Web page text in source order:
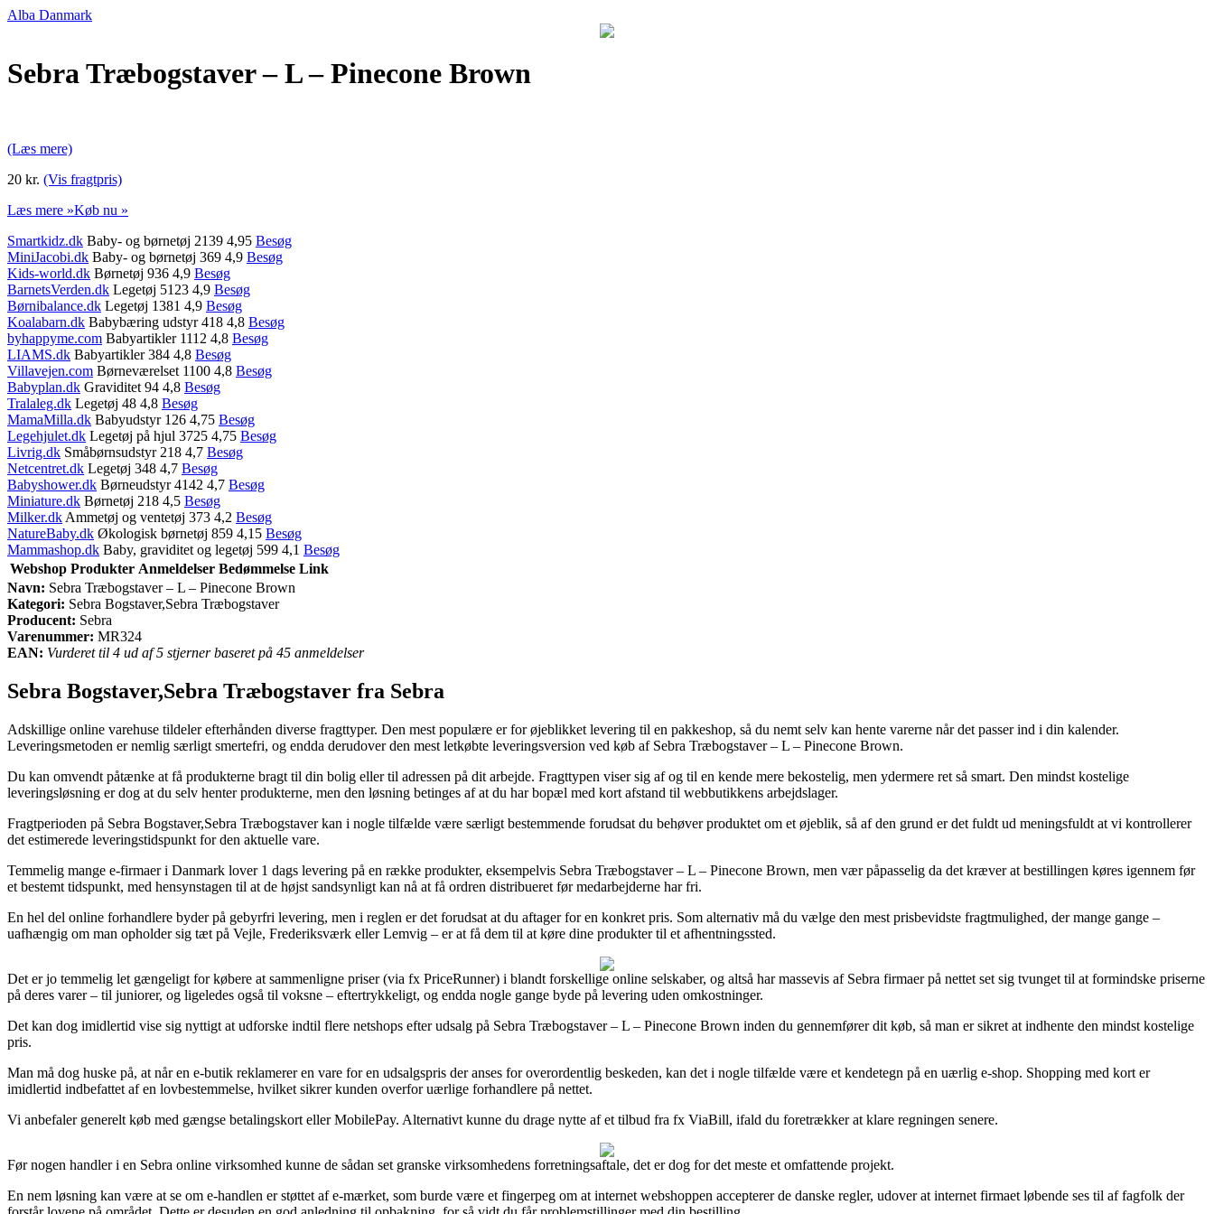
Alba Danmark
Sebra Træbogstaver – L – Pinecone Brown
(Læs mere)
20 kr. (Vis fragtpris)
Læs mere »Køb nu »
Smartkidz.dk Baby- og børnetøj 2139 4,95 Besøg
MiniJacobi.dk Baby- og børnetøj 369 4,9 Besøg
Kids-world.dk Børnetøj 936 4,9 Besøg
BarnetsVerden.dk Legetøj 5123 4,9 Besøg
Børnibalance.dk Legetøj 1381 4,9 Besøg
Koalabarn.dk Babybæring udstyr 418 4,8 Besøg
byhappyme.com Babyartikler 1112 4,8 Besøg
LIAMS.dk Babyartikler 384 4,8 Besøg
Villavejen.com Børneværelset 1100 4,8 Besøg
Babyplan.dk Graviditet 94 4,8 Besøg
Tralaleg.dk Legetøj 48 4,8 Besøg
MamaMilla.dk Babyudstyr 126 4,75 Besøg
Legehjulet.dk Legetøj på hjul 3725 4,75 Besøg
Livrig.dk Småbørnsudstyr 218 4,7 Besøg
Netcentret.dk Legetøj 348 4,7 Besøg
Babyshower.dk Børneudstyr 4142 4,7 Besøg
Miniature.dk Børnetøj 218 4,5 Besøg
Milker.dk Ammetøj og ventetøj 373 4,2 Besøg
NatureBaby.dk Økologisk børnetøj 859 4,15 Besøg
Mammashop.dk Baby, graviditet og legetøj 599 4,1 Besøg
Webshop Produkter Anmeldelser Bedømmelse Link
Navn: Sebra Træbogstaver – L – Pinecone Brown
Kategori: Sebra Bogstaver,Sebra Træbogstaver
Producent: Sebra
Varenummer: MR324
EAN: Vurderet til 4 ud af 5 stjerner baseret på 45 anmeldelser
Sebra Bogstaver,Sebra Træbogstaver fra Sebra
Adskillige online varehuse tildeler efterhånden diverse fragttyper. Den mest populære er for øjeblikket levering til en pakkeshop, så du nemt selv kan hente varerne når det passer ind i din kalender.
Leveringsmetoden er nemlig særligt smertefri, og endda derudover den mest letkøbte leveringsversion ved køb af Sebra Træbogstaver – L – Pinecone Brown.
Du kan omvendt påtænke at få produkterne bragt til din bolig eller til adressen på dit arbejde. Fragttypen viser sig af og til en kende mere bekostelig, men ydermere ret så smart. Den mindst kostelige
leveringsløsning er dog at du selv henter produkterne, men den løsning betinges af at du har bopæl med kort afstand til webbutikkens arbejdslager.
Fragtperioden på Sebra Bogstaver,Sebra Træbogstaver kan i nogle tilfælde være særligt bestemmende forudsat du behøver produktet om et øjeblik, så af den grund er det fuldt ud meningsfuldt at vi kontrollerer
det estimerede leveringstidspunkt for den aktuelle vare.
Temmelig mange e-firmaer i Danmark lover 1 dags levering på en række produkter, eksempelvis Sebra Træbogstaver – L – Pinecone Brown, men vær påpasselig da det kræver at bestillingen køres igennem før
et bestemt tidspunkt, med hensynstagen til at de højst sandsynligt kan nå at få ordren distribueret før medarbejderne har fri.
En hel del online forhandlere byder på gebyrfri levering, men i reglen er det forudsat at du aftager for en konkret pris. Som alternativ må du vælge den mest prisbevidste fragtmulighed, der mange gange –
uafhængig om man opholder sig tæt på Vejle, Frederiksværk eller Lemvig – er at få dem til at køre dine produkter til et afhentningssted.
Det er jo temmelig let gængeligt for købere at sammenligne priser (via fx PriceRunner) i blandt forskellige online selskaber, og altså har massevis af Sebra firmaer på nettet set sig tvunget til at formindske priserne
på deres varer – til juniorer, og ligeledes også til voksne – eftertrykkeligt, og endda nogle gange byde på levering uden omkostninger.
Det kan dog imidlertid vise sig nyttigt at udforske indtil flere netshops efter udsalg på Sebra Træbogstaver – L – Pinecone Brown inden du gennemfører dit køb, så man er sikret at indhente den mindst kostelige
pris.
Man må dog huske på, at når en e-butik reklamerer en vare for en udsalgspris der anses for overordentlig beskeden, kan det i nogle tilfælde være et kendetegn på en uærlig e-shop. Shopping med kort er
imidlertid indbefattet af en lovbestemmelse, hvilket sikrer kunden overfor uærlige forhandlere på nettet.
Vi anbefaler generelt køb med gængse betalingskort eller MobilePay. Alternativt kunne du drage nytte af et tilbud fra fx ViaBill, ifald du foretrækker at klare regningen senere.
Før nogen handler i en Sebra online virksomhed kunne de sådan set granske virksomhedens forretningsaftale, det er dog for det meste et omfattende projekt.
En nem løsning kan være at se om e-handlen er støttet af e-mærket, som burde være et fingerpeg om at internet webshoppen accepterer de danske regler, udover at internet firmaet løbende ses til af fagfolk der